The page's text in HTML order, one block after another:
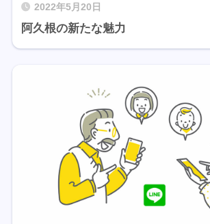
2022年5月20日
阿久根の新たな魅力